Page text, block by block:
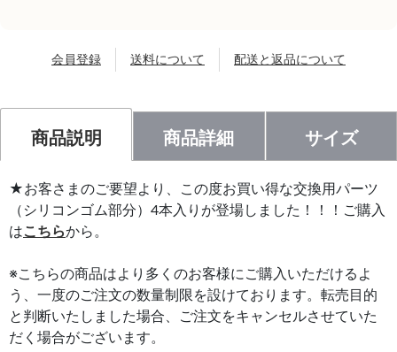
会員登録 送料について 配送と返品について
商品説明 商品詳細 サイズ
★お客さまのご要望より、この度お買い得な交換用パーツ
（シリコンゴム部分）4本入りが登場しました！！！ご購入
はこちらから。
※こちらの商品はより多くのお客様にご購入いただけるよ
う、一度のご注文の数量制限を設けております。転売目的
と判断いたしました場合、ご注文をキャンセルさせていた
だく場合がございます。